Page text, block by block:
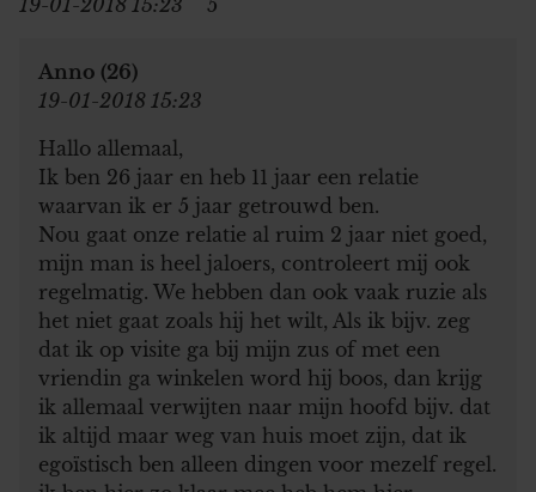
Anno (26)
19-01-2018 15:23
Hallo allemaal,
Ik ben 26 jaar en heb 11 jaar een relatie
waarvan ik er 5 jaar getrouwd ben.
Nou gaat onze relatie al ruim 2 jaar niet goed,
mijn man is heel jaloers, controleert mij ook
regelmatig. We hebben dan ook vaak ruzie als
het niet gaat zoals hij het wilt, Als ik bijv. zeg
dat ik op visite ga bij mijn zus of met een
vriendin ga winkelen word hij boos, dan krijg
ik allemaal verwijten naar mijn hoofd bijv. dat
ik altijd maar weg van huis moet zijn, dat ik
egoïstisch ben alleen dingen voor mezelf regel.